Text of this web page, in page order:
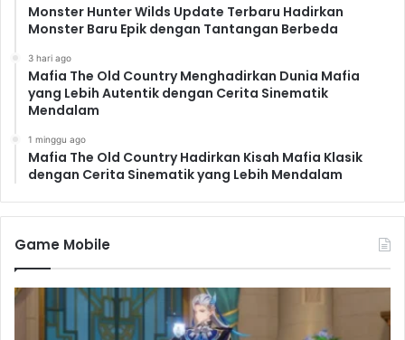
Monster Hunter Wilds Update Terbaru Hadirkan
Monster Baru Epik dengan Tantangan Berbeda
3 hari ago
Mafia The Old Country Menghadirkan Dunia Mafia
yang Lebih Autentik dengan Cerita Sinematik
Mendalam
1 minggu ago
Mafia The Old Country Hadirkan Kisah Mafia Klasik
dengan Cerita Sinematik yang Lebih Mendalam
Game Mobile